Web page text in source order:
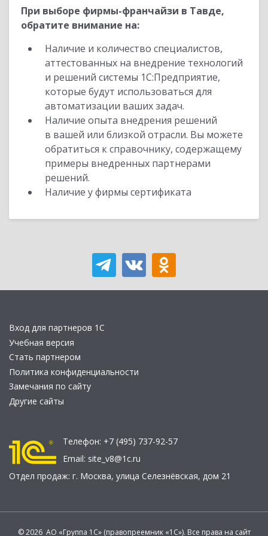
При выборе фирмы-франчайзи в Тавде,
обратите внимание на:
Наличие и количество специалистов,
аттестованных на внедрение технологий
и решений системы 1С:Предприятие,
которые будут использоваться для
автоматизации ваших задач.
Наличие опыта внедрения решений
в вашей или близкой отрасли. Вы можете
обратиться к справочнику, содержащему
примеры внедренных партнерами
решений.
Наличие у фирмы сертификата
Вход для партнеров 1С
Учебная версия
Стать партнером
Политика конфиденциальности
Замечания по сайту
Другие сайты
Телефон: +7 (495) 737-92-57
Email: site_v8@1c.ru
Отдел продаж: г. Москва, улица Селезнёвская, дом 21
© 2026 АО «Группа 1С» (правопреемник «1С»). Все права на сайт